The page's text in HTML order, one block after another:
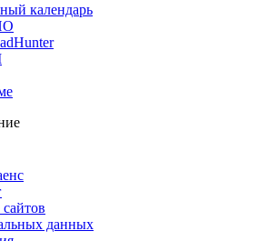
календарь
данных